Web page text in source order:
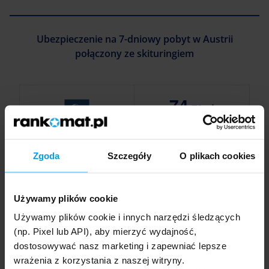
Zgoda Szczegóły O plikach cookies
Używamy plików cookie
Używamy plików cookie i innych narzędzi śledzących
(np. Pixel lub API), aby mierzyć wydajność,
dostosowywać nasz marketing i zapewniać lepsze
wrażenia z korzystania z naszej witryny.
Ubezpieczenie na 7-dniowy pobyt w Austrii
połączony ze skituringiem
Koszty leczenia
sportowe: 500 000 zł
sporty objęte polisą:
52
zdarzenia pod wpływem alkoholu COVID-19
74,78 zł
1 os. / 7 dni